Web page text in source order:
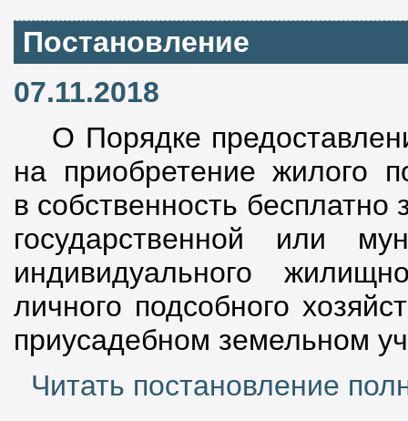
Постановление
07.11.2018
О Порядке
на приобретение жилого
в собственность
государственной или
индивидуального
личного подсобного
приусадебном земельном
Читать постановление